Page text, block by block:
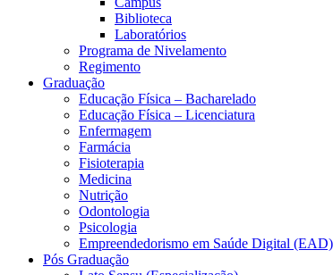
Biblioteca
Laboratórios
Programa de Nivelamento
Regimento
Graduação
Educação Física – Bacharelado
Educação Física – Licenciatura
Enfermagem
Farmácia
Fisioterapia
Medicina
Nutrição
Odontologia
Psicologia
Empreendedorismo em Saúde Digital (EAD)
Pós Graduação